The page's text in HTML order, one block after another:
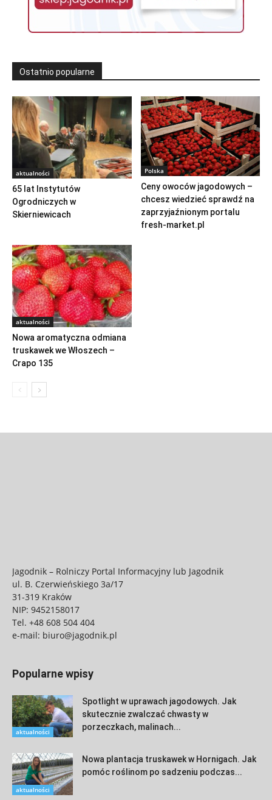
Ostatnio popularne
aktualności
65 lat Instytutów
Ogrodniczych w
Skierniewicach
Polska
Ceny owoców jagodowych –
chcesz wiedzieć sprawdź na
zaprzyjaźnionym portalu
fresh-market.pl
aktualności
Nowa aromatyczna odmiana
truskawek we Włoszech –
Crapo 135
Jagodnik – Rolniczy Portal Informacyjny lub Jagodnik
ul. B. Czerwieńskiego 3a/17
31-319 Kraków
NIP: 9452158017
Tel. +48 608 504 404
e-mail: biuro@jagodnik.pl
Popularne wpisy
aktualności
Spotlight w uprawach jagodowych. Jak
skutecznie zwalczać chwasty w
porzeczkach, malinach...
aktualności
Nowa plantacja truskawek w Hornigach. Jak
pomóc roślinom po sadzeniu podczas...